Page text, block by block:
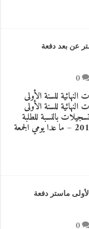
عن بعد دفعة
0
للسنة الأولى
2016/2017 المداولات النهائية للسنة الأولى
بالنسبة للطلبة
الناجحين و الراسبين يوم الثلاثاء 30 جانفي 2018 – ما عدا يومي الجمعة
ماستر دفعة